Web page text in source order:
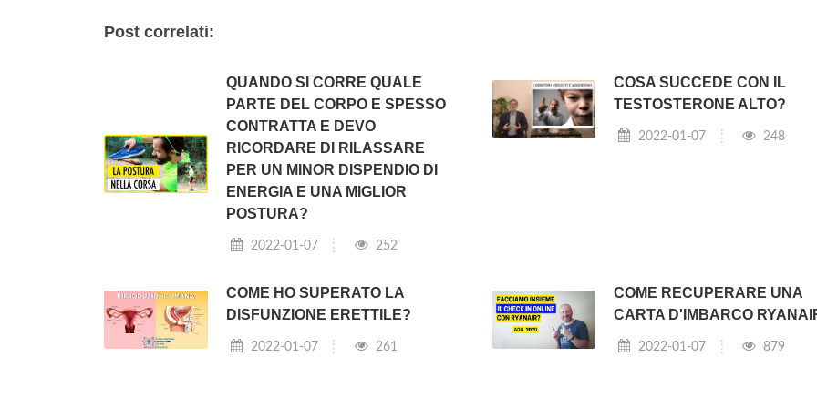
Post correlati:
QUANDO SI CORRE QUALE
PARTE DEL CORPO E SPESSO
CONTRATTA E DEVO
RICORDARE DI RILASSARE
PER UN MINOR DISPENDIO DI
ENERGIA E UNA MIGLIOR
POSTURA?
2022-01-07 252
COSA SUCCEDE CON IL
TESTOSTERONE ALTO?
2022-01-07 248
COME HO SUPERATO LA
DISFUNZIONE ERETTILE?
2022-01-07 261
COME RECUPERARE UNA
CARTA D'IMBARCO
2022-01-07 879